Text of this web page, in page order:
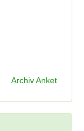
Archiv Anket